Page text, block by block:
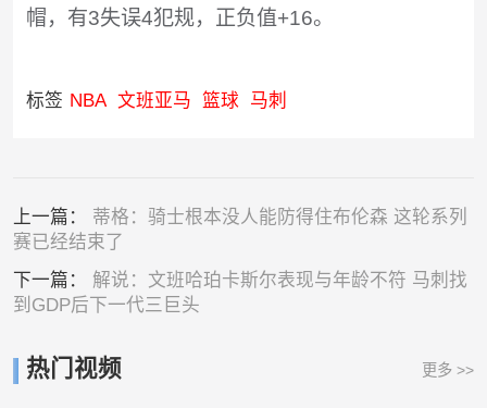
帽，有3失误4犯规，正负值+16。
标签 NBA 文班亚马 篮球 马刺
上一篇： 蒂格：骑士根本没人能防得住布伦森 这轮系列
赛已经结束了
下一篇： 解说：文班哈珀卡斯尔表现与年龄不符 马刺找
到GDP后下一代三巨头
热门视频 更多 >>